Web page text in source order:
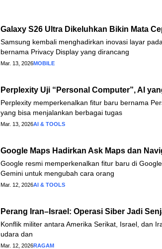
Galaxy S26 Ultra Dikeluhkan Bikin Mata
Samsung kembali menghadirkan inovasi layar
bernama Privacy Display yang dirancang
Mar. 13, 2026MOBILE
Perplexity Uji “Personal Computer”, AI
Perplexity memperkenalkan fitur baru bernama
yang bisa menjalankan berbagai tugas
Mar. 13, 2026AI & TOOLS
Google Maps Hadirkan Ask Maps dan
Google resmi memperkenalkan fitur baru di
Gemini untuk mengubah cara orang
Mar. 12, 2026AI & TOOLS
Perang Iran–Israel: Operasi Siber Jadi
Konflik militer antara Amerika Serikat, Israel, dan
udara dan
Mar. 12, 2026RAGAM